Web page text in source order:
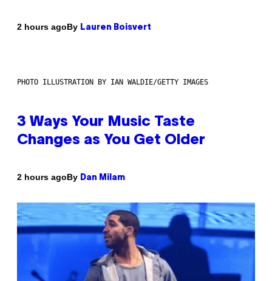
2 hours agoBy Lauren Boisvert
PHOTO ILLUSTRATION BY IAN WALDIE/GETTY IMAGES
3 Ways Your Music Taste
Changes as You Get Older
2 hours agoBy Dan Milam